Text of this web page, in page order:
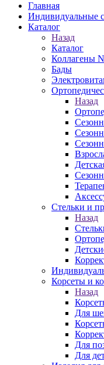
Главная
Индивидуальные
Каталог
Назад
Каталог
Коллагены
Бады
Назад
Стельки и
Назад
Корсеты и
Назад
Для
Для
Для